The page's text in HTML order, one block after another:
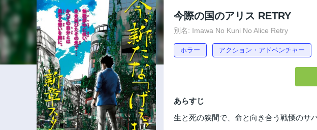
今際の国のアリス RETRY
別名: Imawa No Kuni No Alice Retry
ホラー アクション・アドベンチャー
あらすじ
生と死の狭間で、命と向き合う戦慄の